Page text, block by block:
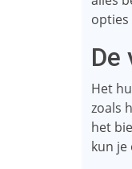
De
Het
zoals
het
kun je